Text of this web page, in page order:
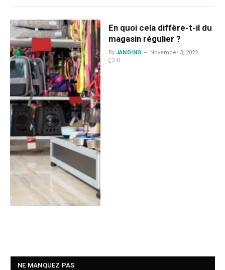
En quoi cela diffère-t-il du
magasin régulier ?
By JANDINO
November 3, 2022
0
NE MANQUEZ PAS